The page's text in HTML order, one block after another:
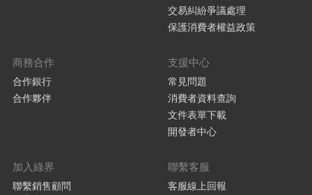
交易糾紛爭議處理
保護消費者權益政策
商務合作
合作銀行
合作夥伴
支援中心
常見問題
消費者資料查詢
文件表單下載
開發者中心
加入綠界
聯繫銷售顧問
聯繫客服
客服線上回報